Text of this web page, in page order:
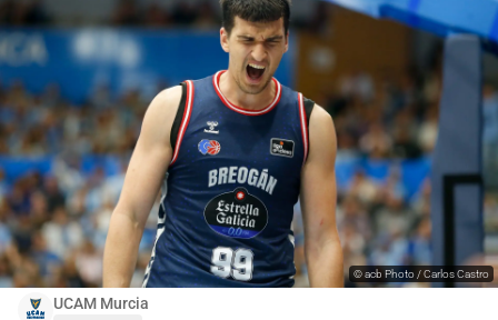
UCAM Murcia
©acb Photo / Carlos Castro